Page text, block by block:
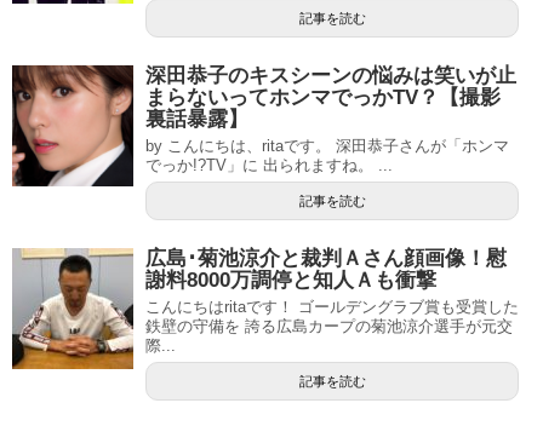
記事を読む
深田恭子のキスシーンの悩みは笑いが止
まらないってホンマでっかTV？【撮影
裏話暴露】
by こんにちは、ritaです。 深田恭子さんが「ホンマ
でっか!?TV」に 出られますね。 ...
記事を読む
広島･菊池涼介と裁判Ａさん顔画像！慰
謝料8000万調停と知人Ａも衝撃
こんにちはritaです！ ゴールデングラブ賞も受賞した
鉄壁の守備を 誇る広島カープの菊池涼介選手が元交
際...
記事を読む